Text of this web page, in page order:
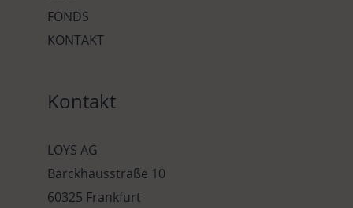
FONDS
KONTAKT
Kontakt
LOYS AG
Barckhausstraße 10
60325 Frankfurt